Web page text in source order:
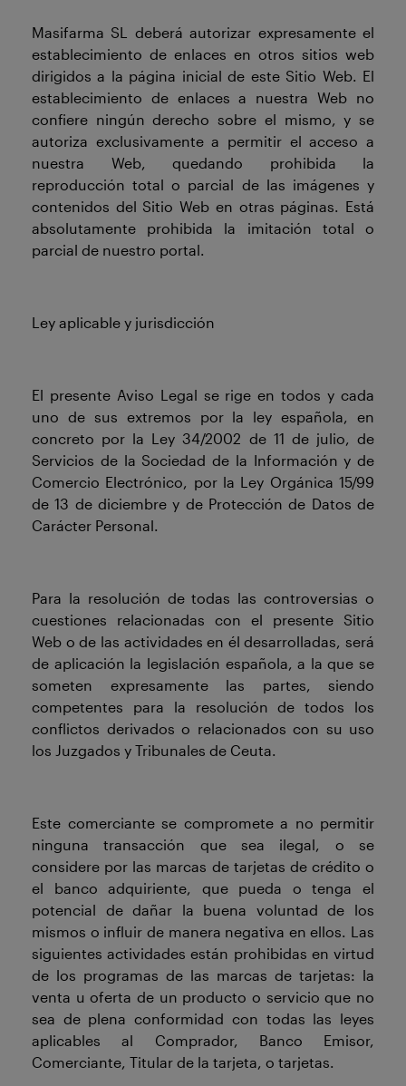
Masifarma SL deberá autorizar expresamente el
establecimiento de enlaces en otros sitios web
dirigidos a la página inicial de este Sitio Web. El
establecimiento de enlaces a nuestra Web no
confiere ningún derecho sobre el mismo, y se
autoriza exclusivamente a permitir el acceso a
nuestra Web, quedando prohibida la
reproducción total o parcial de las imágenes y
contenidos del Sitio Web en otras páginas. Está
absolutamente prohibida la imitación total o
parcial de nuestro portal.
Ley aplicable y jurisdicción
El presente Aviso Legal se rige en todos y cada
uno de sus extremos por la ley española, en
concreto por la Ley 34/2002 de 11 de julio, de
Servicios de la Sociedad de la Información y de
Comercio Electrónico, por la Ley Orgánica 15/99
de 13 de diciembre y de Protección de Datos de
Carácter Personal.
Para la resolución de todas las controversias o
cuestiones relacionadas con el presente Sitio
Web o de las actividades en él desarrolladas, será
de aplicación la legislación española, a la que se
someten expresamente las partes, siendo
competentes para la resolución de todos los
conflictos derivados o relacionados con su uso
los Juzgados y Tribunales de Ceuta.
Este comerciante se compromete a no permitir
ninguna transacción que sea ilegal, o se
considere por las marcas de tarjetas de crédito o
el banco adquiriente, que pueda o tenga el
potencial de dañar la buena voluntad de los
mismos o influir de manera negativa en ellos. Las
siguientes actividades están prohibidas en virtud
de los programas de las marcas de tarjetas: la
venta u oferta de un producto o servicio que no
sea de plena conformidad con todas las leyes
aplicables al Comprador, Banco Emisor,
Comerciante, Titular de la tarjeta, o tarjetas.